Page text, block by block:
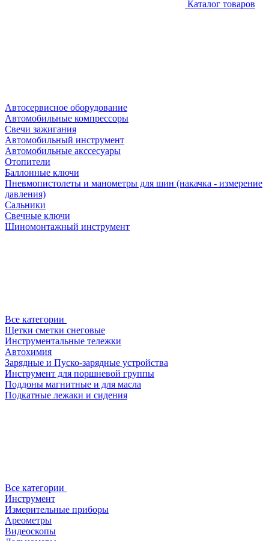
Каталог товаров
Автосервисное оборудование
Автомобильные компрессоры
Свечи зажигания
Автомобильный инструмент
Автомобильные акссесуары
Отопители
Баллонные ключи
Пневмопистолеты и манометры для шин (накачка - измерение
давления)
Сальники
Свечные ключи
Шиномонтажный инструмент
Все категории
Щетки сметки снеговые
Инструментальные тележки
Автохимия
Зарядные и Пуско-зарядные устройства
Инструмент для поршневой группы
Поддоны магнитные и для масла
Подкатные лежаки и сидения
Все категории
Инструмент
Измерительные приборы
Ареометры
Видеоскопы